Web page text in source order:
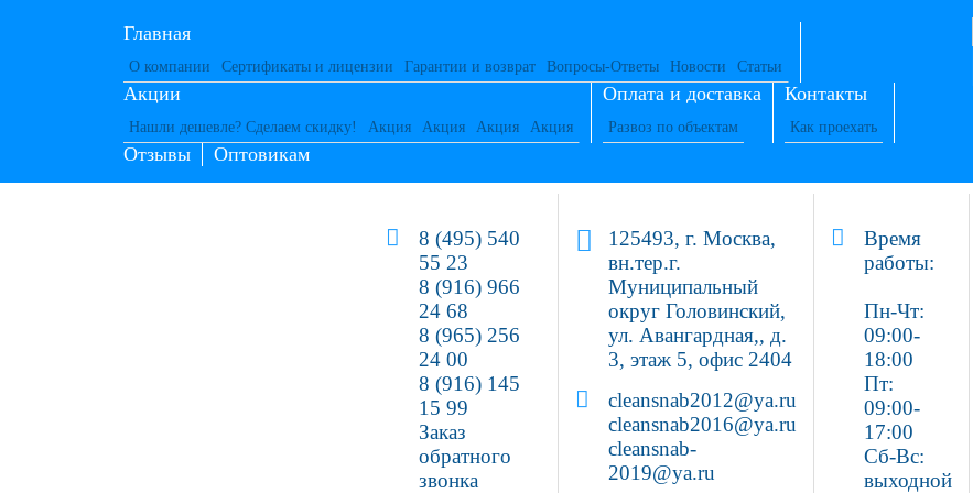
Главная
О компании Сертификаты и лицензии Гарантии и возврат Вопросы-Ответы Новости Статьи
Акции
Нашли дешевле? Сделаем скидку! Акция Акция Акция Акция
Оплата и доставка
Развоз по объектам
Контакты
Как проехать
Отзывы Оптовикам
8 (495) 540
55 23
8 (916) 966
24 68
8 (965) 256
24 00
8 (916) 145
15 99
Заказ
обратного
звонка
125493, г. Москва,
вн.тер.г.
Муниципальный
округ Головинский,
ул. Авангардная,, д.
3, этаж 5, офис 2404
cleansnab2012@ya.ru
cleansnab2016@ya.ru
cleansnab-
2019@ya.ru
Время
работы:
Пн-Чт:
09:00-
18:00
Пт:
09:00-
17:00
Сб-Вс:
выходной